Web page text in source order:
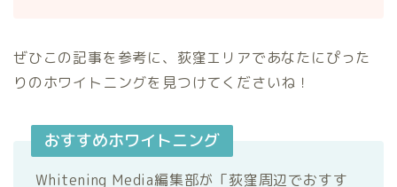
ぜひこの記事を参考に、荻窪エリアであなたにぴった
りのホワイトニングを見つけてくださいね！
おすすめホワイトニング
Whitening Media編集部が「荻窪周辺でおすす